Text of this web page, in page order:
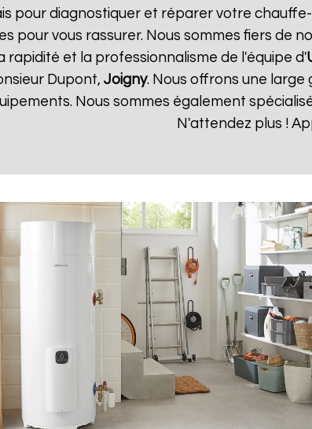
pour diagnostiquer et réparer votre
pour vous rassurer. Nous sommes fiers de
rapidité et la professionnalisme de l'équipe d'
Dupont, Joigny. Nous offrons une large
Nous sommes également
N'attendez plus !